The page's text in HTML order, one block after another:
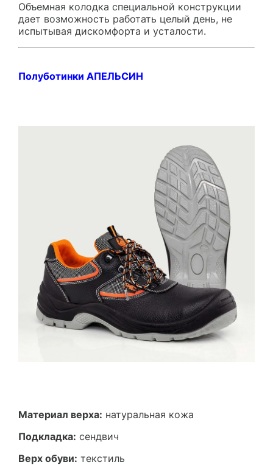
Объемная колодка специальной конструкции
дает возможность работать целый день, не
испытывая дискомфорта и усталости.
Полуботинки АПЕЛЬСИН
Материал верха: натуральная кожа
Подкладка: сендвич
Верх обуви: текстиль